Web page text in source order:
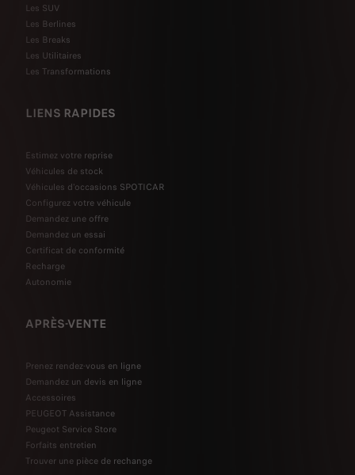
Les SUV
Les Berlines
Les Breaks
Les Utilitaires
Les Transformations
LIENS RAPIDES
Estimez votre reprise
Véhicules de stock
Véhicules d'occasions SPOTICAR
Configurez votre véhicule
Demandez une offre
Demandez un essai
Certificat de conformité
Recharge
Autonomie
APRÈS-VENTE
Prenez rendez-vous en ligne
Demandez un devis en ligne
Accessoires
PEUGEOT Assistance
Peugeot Service Store
Forfaits entretien
Trouver une pièce de rechange